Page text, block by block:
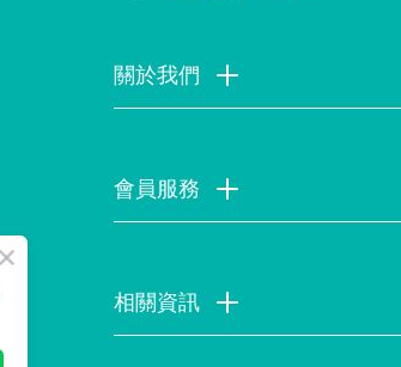
關於我們
會員服務
相關資訊